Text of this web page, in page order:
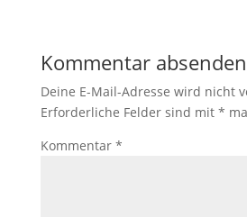
Kommentar absenden
Deine E-Mail-Adresse wird nicht
Erforderliche Felder sind mit *
Kommentar *